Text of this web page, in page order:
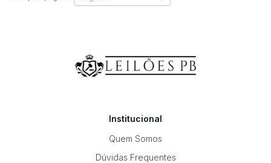
Institucional
Quem Somos
Dúvidas Frequentes